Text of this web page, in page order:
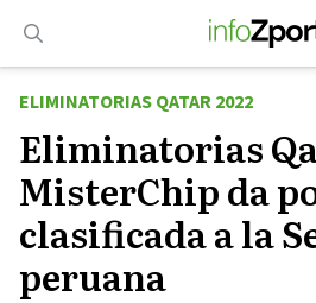
contenido
ELIMINATORIAS QATAR 2022
Eliminatorias
MisterChip da
clasificada a la
peruana